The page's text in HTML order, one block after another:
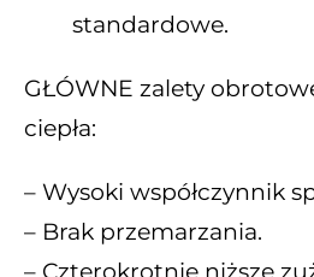
standardowe.
GŁÓWNE zalety
ciepła:
– Wysoki współczynnik
– Brak przemarzania.